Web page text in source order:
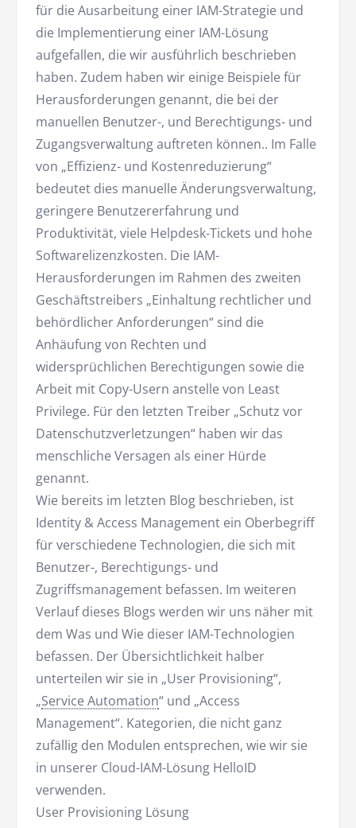
für die Ausarbeitung einer IAM-Strategie und
die Implementierung einer IAM-Lösung
aufgefallen, die wir ausführlich beschrieben
haben. Zudem haben wir einige Beispiele für
Herausforderungen genannt, die bei der
manuellen Benutzer-, und Berechtigungs- und
Zugangsverwaltung auftreten können.. Im Falle
von „Effizienz- und Kostenreduzierung“
bedeutet dies manuelle Änderungsverwaltung,
geringere Benutzererfahrung und
Produktivität, viele Helpdesk-Tickets und hohe
Softwarelizenzkosten. Die IAM-
Herausforderungen im Rahmen des zweiten
Geschäftstreibers „Einhaltung rechtlicher und
behördlicher Anforderungen“ sind die
Anhäufung von Rechten und
widersprüchlichen Berechtigungen sowie die
Arbeit mit Copy-Usern anstelle von Least
Privilege. Für den letzten Treiber „Schutz vor
Datenschutzverletzungen“ haben wir das
menschliche Versagen als einer Hürde
genannt.
Wie bereits im letzten Blog beschrieben, ist
Identity & Access Management ein Oberbegriff
für verschiedene Technologien, die sich mit
Benutzer-, Berechtigungs- und
Zugriffsmanagement befassen. Im weiteren
Verlauf dieses Blogs werden wir uns näher mit
dem Was und Wie dieser IAM-Technologien
befassen. Der Übersichtlichkeit halber
unterteilen wir sie in „User Provisioning“,
„Service Automation“ und „Access
Management“. Kategorien, die nicht ganz
zufällig den Modulen entsprechen, wie wir sie
in unserer Cloud-IAM-Lösung HelloID
verwenden.
User Provisioning Lösung